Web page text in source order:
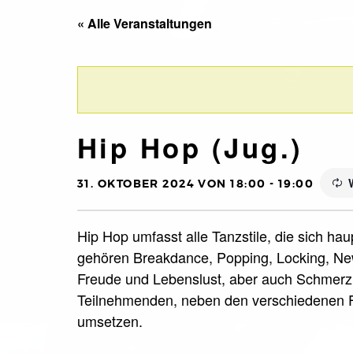
« Alle Veranstaltungen
Hip Hop (Jug.)
31. OKTOBER 2024 VON 18:00 - 19:00
Hip Hop umfasst alle Tanzstile, die sich
gehören Breakdance, Popping, Locking,
Freude und Lebenslust, aber auch
Teilnehmenden, neben den
umsetzen.